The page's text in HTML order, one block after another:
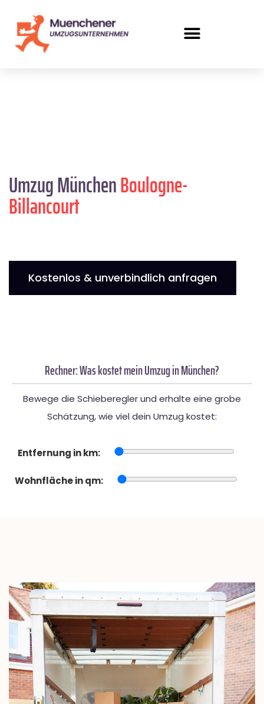
Umzug MünchenBoulogne-
Billancourt
Kostenlos & unverbindlich anfragen
Rechner: Was kostet mein Umzug in München?
Bewege die Schieberegler und erhalte eine grobe
Schätzung, wie viel dein Umzug kostet:
Entfernung in km:
Wohnfläche in qm: